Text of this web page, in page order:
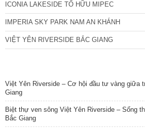
ICONIA LAKESIDE TỐ HỮU MIPEC
IMPERIA SKY PARK NAM AN KHÁNH
VIỆT YÊN RIVERSIDE BẮC GIANG
Việt Yên Riverside – Cơ hội đầu tư vàng giữa
Giang
Biệt thự ven sông Việt Yên Riverside – Sống
Bắc Giang